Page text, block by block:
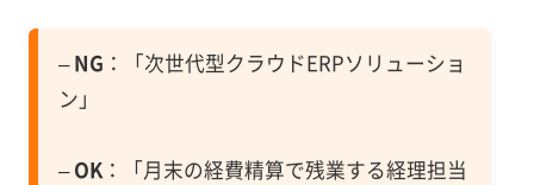
–NG ：「次世代型クラウドERPソリューショ
ン」
–OK：「月末の経費精算で残業する経理担当